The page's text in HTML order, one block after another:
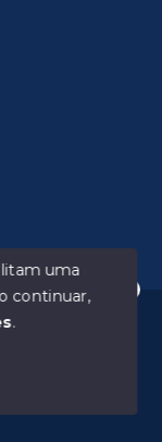
te ajudar.
J - Todos
uma
continuar,
.